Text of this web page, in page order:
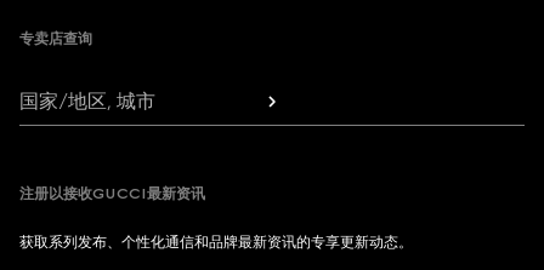
专卖店查询
国家/地区, 城市
注册以接收GUCCI最新资讯
获取系列发布、个性化通信和品牌最新资讯的专享更新动态。